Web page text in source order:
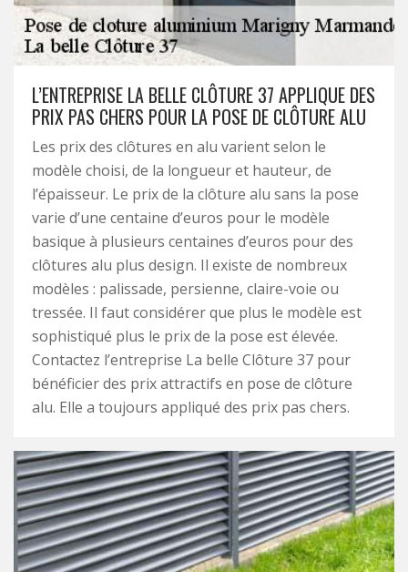
L’ENTREPRISE LA BELLE CLÔTURE 37 APPLIQUE DES
PRIX PAS CHERS POUR LA POSE DE CLÔTURE ALU
Les prix des clôtures en alu varient selon le
modèle choisi, de la longueur et hauteur, de
l’épaisseur. Le prix de la clôture alu sans la pose
varie d’une centaine d’euros pour le modèle
basique à plusieurs centaines d’euros pour des
clôtures alu plus design. Il existe de nombreux
modèles : palissade, persienne, claire-voie ou
tressée. Il faut considérer que plus le modèle est
sophistiqué plus le prix de la pose est élevée.
Contactez l’entreprise La belle Clôture 37 pour
bénéficier des prix attractifs en pose de clôture
alu. Elle a toujours appliqué des prix pas chers.